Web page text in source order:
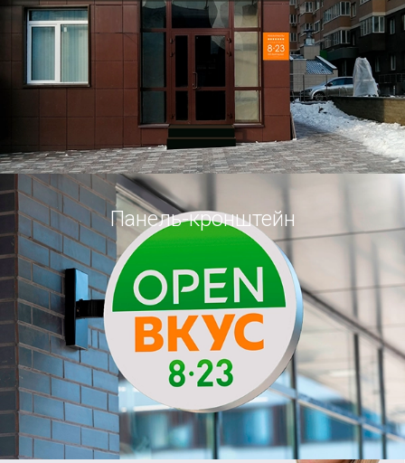
Панель-кронштейн